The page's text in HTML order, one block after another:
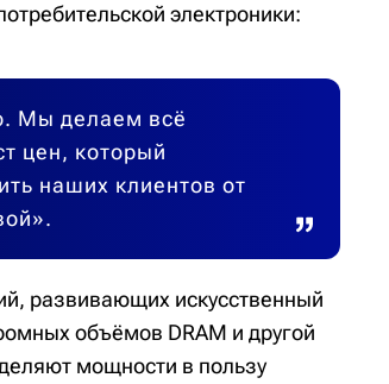
электроники:
Мы делаем всё
цен, который
наших клиентов от
развивающих искусственный
объёмов DRAM и другой
мощности в пользу